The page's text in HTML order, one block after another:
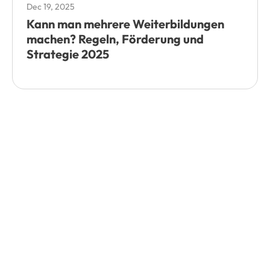
Dec 19, 2025
Kann man mehrere Weiterbildungen
machen? Regeln, Förderung und
Strategie 2025